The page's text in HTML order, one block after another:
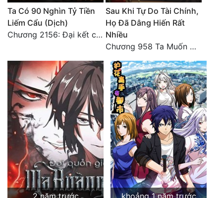
Đông Phương Huyền Huyễn
Đồng Nhân
Cẩu Đạo Trường Sinh
Ngự Thú
Truyện Nam
Truyện Nữ
Vô Địch Lưu
Xây Dựng Thế Lực
Đam Mỹ
Ta Có 90 Nghìn Tỷ Tiền
Liếm Cẩu (Dịch)
Chương 2156: Đại kết cục!!!
Sau Khi Tự Do Tài Chính,
Họ Đã Dâng Hiến Rất
Nhiều
Chương 958 Ta Muốn Cùng Các Cô Vĩnh Viễn Ở Bên Nhau (2) Hết